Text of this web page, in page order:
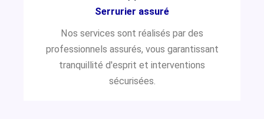
Serrurier assuré
Nos services sont réalisés par des
professionnels assurés, vous garantissant
tranquillité d'esprit et interventions
sécurisées.